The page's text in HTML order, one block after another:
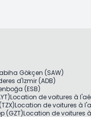
Gökçen (SAW)
d'Izmir (ADB)
(ESB)
Location de voitures à
Location de voitures à
(GZT)Location de voitures